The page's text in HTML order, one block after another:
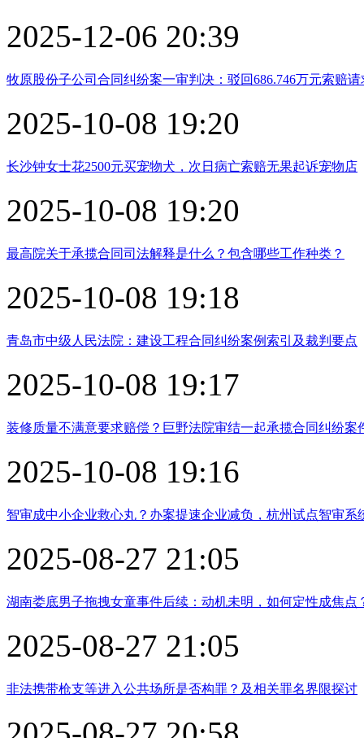
2025-12-06 20:39
牧原股份子公司合同纠纷案一审判决：驳回686.746万元索赔请
2025-10-08 19:20
长沙钟女士花2500元买宠物犬，次日病亡索赔无果起诉宠物店
2025-10-08 19:20
最高院关于承揽合同司法解释是什么？包含哪些工作种类？
2025-10-08 19:18
青岛市中级人民法院：建设工程合同纠纷案例索引及裁判要点
2025-10-08 19:17
装修质量不满意要求赔偿？巨野法院审结一起承揽合同纠纷案
2025-10-08 19:16
智审成中小企业救心丸？办案提速企业减负，杭州试点智审系
2025-08-27 21:05
湖南娄底男子拖拽女童事件后续：动机未明，如何定性成焦点
2025-08-27 21:05
非法携带枪支等进入公共场所是否构罪？及相关罪名界限探讨